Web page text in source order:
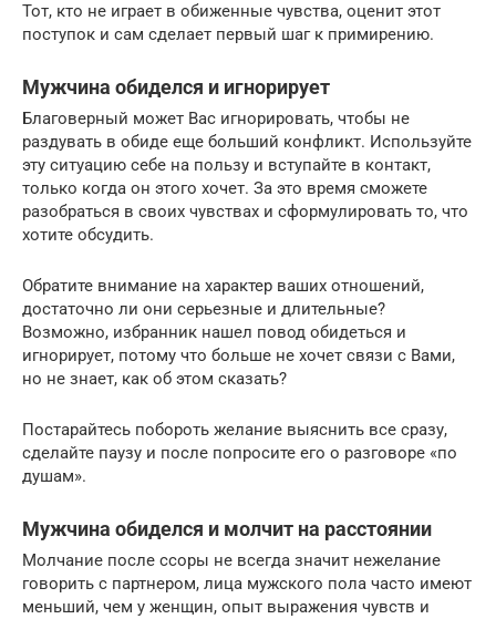
Тот, кто не играет в обиженные чувства, оценит этот
поступок и сам сделает первый шаг к примирению.
Мужчина обиделся и игнорирует
Благоверный может Вас игнорировать, чтобы не
раздувать в обиде еще больший конфликт. Используйте
эту ситуацию себе на пользу и вступайте в контакт,
только когда он этого хочет. За это время сможете
разобраться в своих чувствах и сформулировать то, что
хотите обсудить.
Обратите внимание на характер ваших отношений,
достаточно ли они серьезные и длительные?
Возможно, избранник нашел повод обидеться и
игнорирует, потому что больше не хочет связи с Вами,
но не знает, как об этом сказать?
Постарайтесь побороть желание выяснить все сразу,
сделайте паузу и после попросите его о разговоре «по
душам».
Мужчина обиделся и молчит на расстоянии
Молчание после ссоры не всегда значит нежелание
говорить с партнером, лица мужского пола часто имеют
меньший, чем у женщин, опыт выражения чувств и